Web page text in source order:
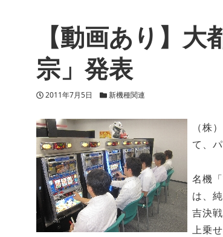
【動画あり】
宗」発表
投稿日
2011年7月5日 カテゴリー
新機種関連
（株
て、
名機
は、
吉決
上乗